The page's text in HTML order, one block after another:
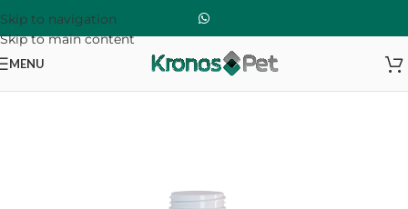
Skip to navigation
Skip to main content
MENU